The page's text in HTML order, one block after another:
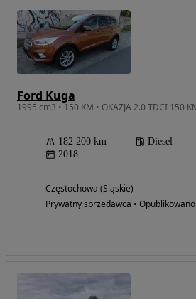
Ford Kuga
182 200 km Diesel
2018
Częstochowa (Śląskie)
Prywatny sprzedawca • Opublikowano